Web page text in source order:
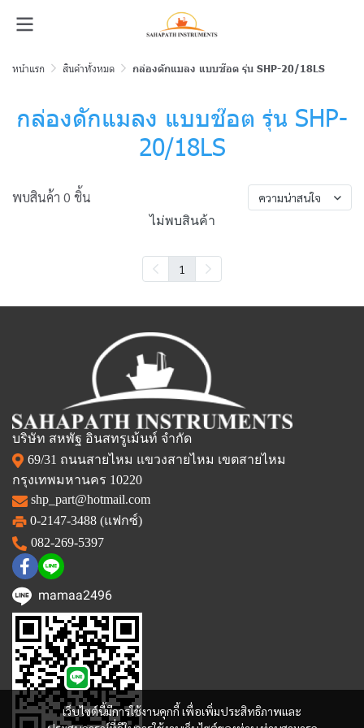
หน้าแรก สินค้าทั้งหมด กล่องดักแมลง แบบช๊อต รุ่น SHP-20/18LS
กล่องดักแมลง แบบช๊อต รุ่น SHP-
20/18LS
พบสินค้า 0 ชิ้น ความน่าสนใจ
ไม่พบสินค้า
1
เว็บไซต์นี้มีการใช้งานคุกกี้ เพื่อเพิ่มประสิทธิภาพและ
บริษัท สหพัฐ อินสทรูเม้นท์ จำกัด
69/31 ถนนสายไหม แขวงสายไหม เขตสายไหม
กรุงเทพมหานคร 10220
shp_part@hotmail.com
0-2147-3488 (แฟกซ์)
082-269-5397
mamaa2496